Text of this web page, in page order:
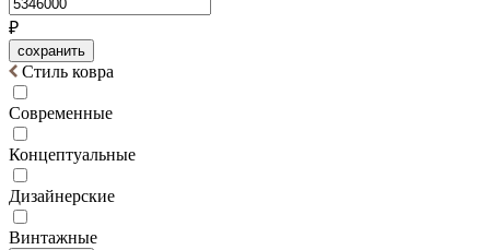
₽
сохранить
Стиль ковра
Современные
Концептуальные
Дизайнерские
Винтажные